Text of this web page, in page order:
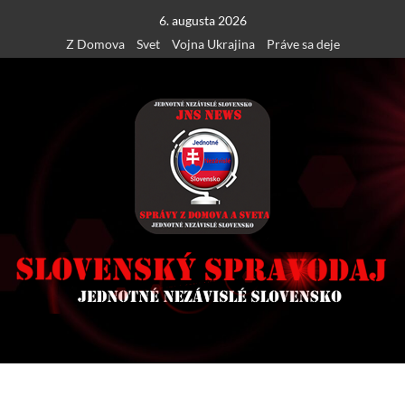
content
6. augusta 2026
Z Domova
Svet Vojna Ukrajina Práve sa deje